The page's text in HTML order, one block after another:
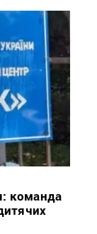
команда